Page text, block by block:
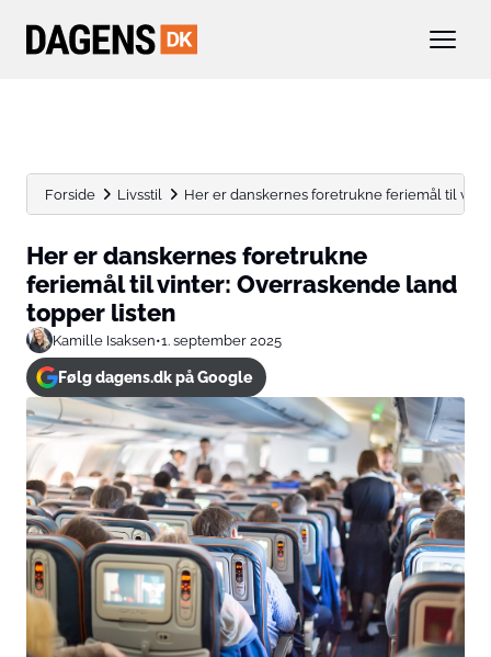
Forside Livsstil Her er danskernes foretrukne feriemål til
Her er danskernes foretrukne
feriemål til vinter: Overraskende land
topper listen
Kamille Isaksen•1. september 2025
Følg dagens.dk på Google